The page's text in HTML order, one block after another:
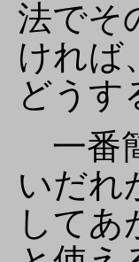
法でそ
ければ
どうす
一番
いだれ
してあ